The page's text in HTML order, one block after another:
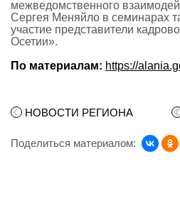
межведомственного
Сергея Меняйло в семинарах
участие представители
Осетии».
По материалам: https://
НОВОСТИ РЕГИОНА
Поделиться материалом: